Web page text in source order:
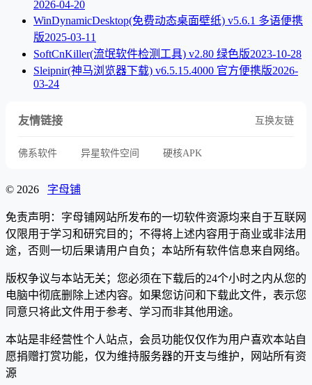
2026-04-20
WinDynamicDesktop(免费动态桌面壁纸) v5.6.1 多语便携
版2025-03-11
SoftCnKiller(流氓软件检测工具) v2.80 绿色版2023-10-28
Sleipnir(神马浏览器下载) v6.5.15.4000 官方便携版2026-
03-24
友情链接 互换友链
佛系软件 异星软件空间 硬核APK
© 2026 字母铺
免责声明：字母铺网站所发布的一切软件资源均来自于互联网
仅限用于学习和研究目的；不得将上述内容用于商业或非法用
途，否则一切后果请用户自负；本站所有软件信息来自网络。
版权争议与本站无关；您必须在下载后的24个小时之内从您的
电脑中彻底删除上述内容。如果您访问和下载此文件，表示您
同意只将此文件用于参考、学习而非其他用途。
本站是非经营性个人站点，会员功能仅仅作为用户喜欢本站自
愿捐赠打赏功能，仅为维持服务器的开支与维护，网站所有资
源